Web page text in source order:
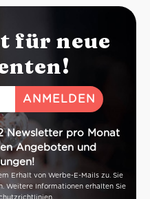
für neue
Newsletter pro Monat
Angeboten und
Erhalt von Werbe-E-Mails zu. Sie
Weitere Informationen erhalten Sie
.